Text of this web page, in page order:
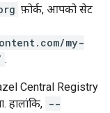
फ़ोर्क, आपको सेट
my-
.
Central Registry
हालांकि, --